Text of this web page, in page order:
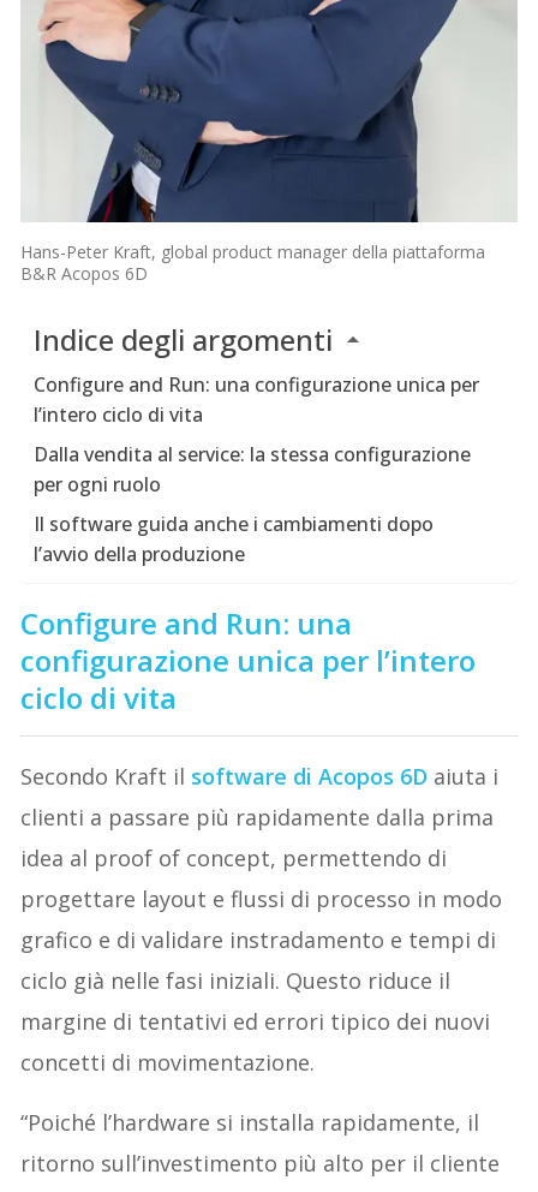
Hans-Peter Kraft, global product manager della piattaforma
B&R Acopos 6D
Indice degli argomenti
Configure and Run: una configurazione unica per
l’intero ciclo di vita
Dalla vendita al service: la stessa configurazione
per ogni ruolo
Il software guida anche i cambiamenti dopo
l’avvio della produzione
Configure and Run: una
configurazione unica per l’intero
ciclo di vita
Secondo Kraft il software di Acopos 6D aiuta i
clienti a passare più rapidamente dalla prima
idea al proof of concept, permettendo di
progettare layout e flussi di processo in modo
grafico e di validare instradamento e tempi di
ciclo già nelle fasi iniziali. Questo riduce il
margine di tentativi ed errori tipico dei nuovi
concetti di movimentazione.
“Poiché l’hardware si installa rapidamente, il
ritorno sull’investimento più alto per il cliente